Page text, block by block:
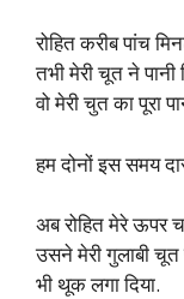
रोहित करीब पांच
तभी मेरी चूत ने पानी
वो मेरी चुत का पूरा
हम दोनों इस समय
अब रोहित मेरे ऊपर
उसने मेरी गुलाबी
भी थूक लगा दिया.